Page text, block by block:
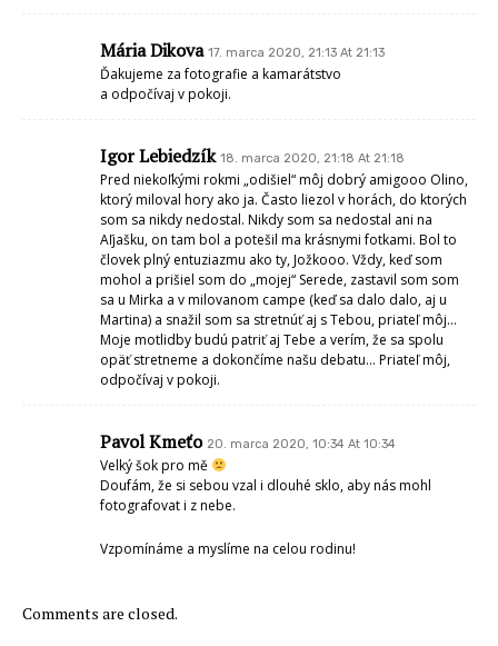
Mária Dikova 17. marca 2020, 21:13 At 21:13
Ďakujeme za fotografie a kamarátstvo
a odpočívaj v pokoji.
Igor Lebiedzík 18. marca 2020, 21:18 At 21:18
Pred niekoľkými rokmi „odišiel“ môj dobrý amigooo Olino,
ktorý miloval hory ako ja. Často liezol v horách, do ktorých
som sa nikdy nedostal. Nikdy som sa nedostal ani na
Aľjašku, on tam bol a potešil ma krásnymi fotkami. Bol to
človek plný entuziazmu ako ty, Jožkooo. Vždy, keď som
mohol a prišiel som do „mojej“ Serede, zastavil som som
sa u Mirka a v milovanom campe (keď sa dalo dalo, aj u
Martina) a snažil som sa stretnúť aj s Tebou, priateľ môj…
Moje motlidby budú patriť aj Tebe a verím, že sa spolu
opäť stretneme a dokončíme našu debatu… Priateľ môj,
odpočívaj v pokoji.
Pavol Kmeťo 20. marca 2020, 10:34 At 10:34
Velký šok pro mě
Doufám, že si sebou vzal i dlouhé sklo, aby nás mohl
fotografovat i z nebe.
Vzpomínáme a myslíme na celou rodinu!
Comments are closed.